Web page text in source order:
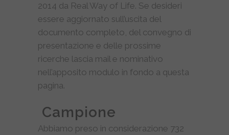
2014 da Real Way of Life. Se desideri
essere aggiornato sull’uscita del
documento completo, del convegno di
presentazione e delle prossime
ricerche lascia mail e nominativo
nell’apposito modulo in fondo a questa
pagina.
Campione
Abbiamo preso in considerazione 732